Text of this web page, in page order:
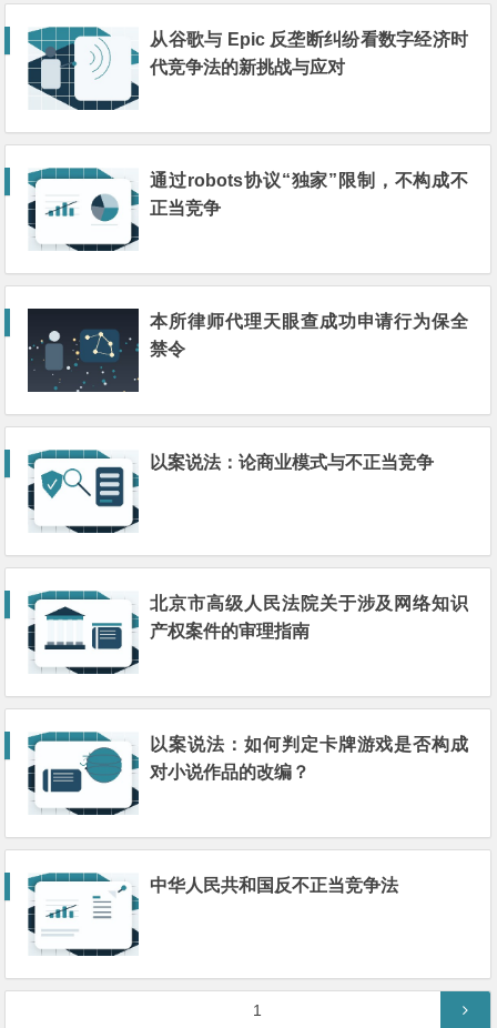
从谷歌与 Epic 反垄断纠纷看数字经济时
代竞争法的新挑战与应对
通过robots协议“独家”限制，不构成不
正当竞争
本所律师代理天眼查成功申请行为保全
禁令
以案说法：论商业模式与不正当竞争
北京市高级人民法院关于涉及网络知识
产权案件的审理指南
以案说法：如何判定卡牌游戏是否构成
对小说作品的改编？
中华人民共和国反不正当竞争法
1